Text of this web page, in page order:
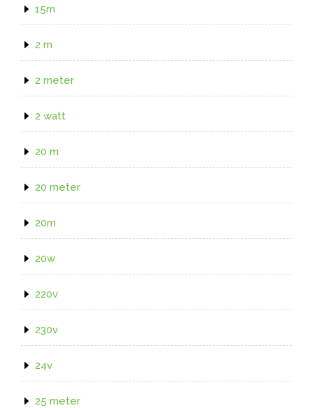
15m
2 m
2 meter
2 watt
20 m
20 meter
20m
20w
220v
230v
24v
25 meter